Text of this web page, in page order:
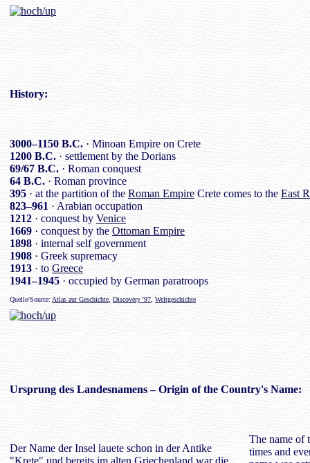
History:
3000–1150 B.C. · Minoan Empire on Crete
1200 B.C. · settlement by the Dorians
69/67 B.C. · Roman conquest
64 B.C. · Roman province
395 · at the partition of the Roman Empire Crete comes to the East
823–961 · Arabian occupation
1212 · conquest by Venice
1669 · conquest by the Ottoman Empire
1898 · internal self government
1908 · Greek supremacy
1913 · to Greece
1941–1945 · occupied by German paratroops
Quelle/Source: Atlas zur Geschichte Discovery '97 Weltgeschichte
Ursprung des Landesnamens– Origin of the Country's Name:
Der Name der Insel lauete schon in der Antike
"Krete" und bereits im alten Griechenland war die
The name of
times and